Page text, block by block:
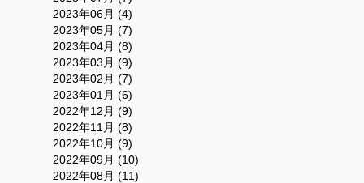
2023年06月 (4)
2023年05月 (7)
2023年04月 (8)
2023年03月 (9)
2023年02月 (7)
2023年01月 (6)
2022年12月 (9)
2022年11月 (8)
2022年10月 (9)
2022年09月 (10)
2022年08月 (11)